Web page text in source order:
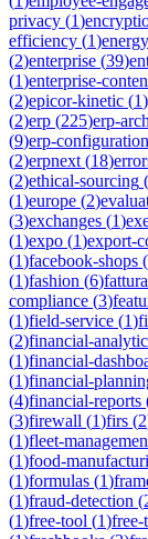
privacy (1)
efficiency (1)
(2)enterprise (39)
(1)enterprise-
(2)epicor-kinetic (1)
(2)erp (225)erp-
(9)erp-configuration
(2)erpnext (18)
(2)ethical-sourcing (
(1)europe (2)
(3)exchanges (1)
(1)expo (1)export-
(1)facebook-shops (
(1)fashion (6)
compliance (3)
(1)field-service (1)
(2)financial-
(1)financial-
(1)financial-
(4)financial-reports
(3)firewall (1)firs (2
(1)fleet-
(1)food-
(1)formulas (1)
(1)fraud-detection (
(1)free-tool (1)free-